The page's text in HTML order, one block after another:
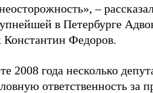
–
в Петербурге
Федоров.
2008 года несколько
ответственность за